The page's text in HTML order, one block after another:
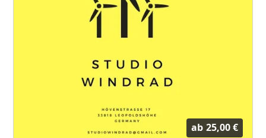
ab 25,00 €